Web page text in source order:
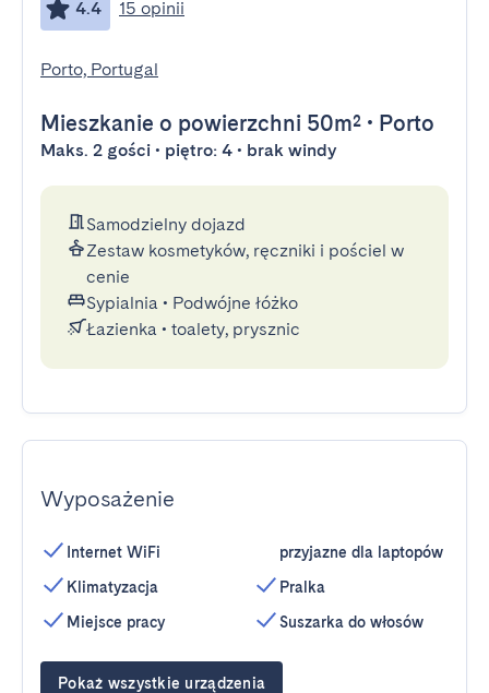
4.4 15 opinii
Porto, Portugal
Mieszkanie o powierzchni 50m² • Porto
Maks. 2 gości • piętro: 4 • brak windy
Samodzielny dojazd
Zestaw kosmetyków, ręczniki i pościel w
cenie
Sypialnia • Podwójne łóżko
Łazienka • toalety, prysznic
Wyposażenie
Internet WiFi
Klimatyzacja
Miejsce pracy
przyjazne dla laptopów
Pralka
Suszarka do włosów
Pokaż wszystkie urządzenia